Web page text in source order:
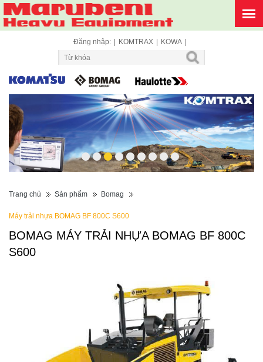
Đăng nhập: KOMTRAX KOWA
Trang chủ Sản phẩm Bomag
Máy trải nhựa BOMAG BF 800C S600
BOMAG MÁY TRẢI NHỰA BOMAG BF 800C
S600